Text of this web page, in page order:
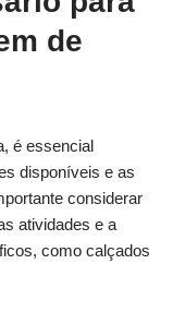
de
é essencial
disponíveis e as
considerar
atividades e a
como calçados